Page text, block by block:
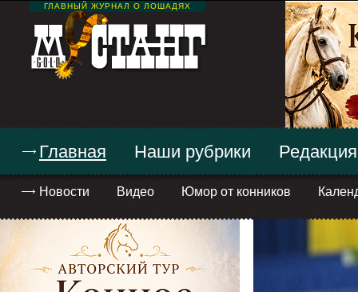
ГЛАВНЫЙ ЖУРНАЛ О ЛОШАДЯХ
Главная
Новости Видео Юмор от конников
Наши рубрики Редакция